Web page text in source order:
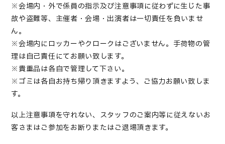
※会場内・外で係員の指示及び注意事項に従わずに生じた事
故や盗難等、主催者・会場・出演者は一切責任を負いませ
ん。
※会場内にロッカーやクロークはございません。手荷物の管
理は自己責任にてお願い致します。
※貴重品は各自で管理して下さい。
※ゴミは各自お持ち帰り頂きますよう、ご協力お願い致しま
す。
以上注意事項を守れない、スタッフのご案内等に従えないお
客さまはご参加をお断りまたはご退場頂きます。